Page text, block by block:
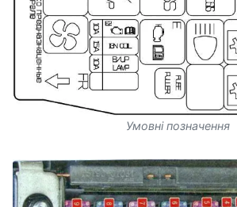
Умовні позначення